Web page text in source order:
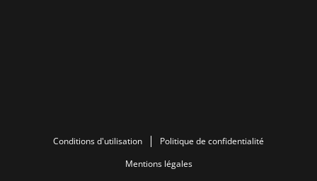
Conditions d'utilisation
Politique de confidentialité
Mentions légales